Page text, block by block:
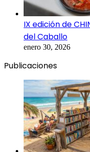
IX edición de
del Caballo
enero 30, 2026
Publicaciones